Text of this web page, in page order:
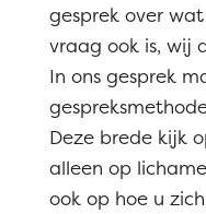
gesprek over
vraag ook is, wij
In ons gesprek
Deze brede kijk
alleen op
ook op hoe u